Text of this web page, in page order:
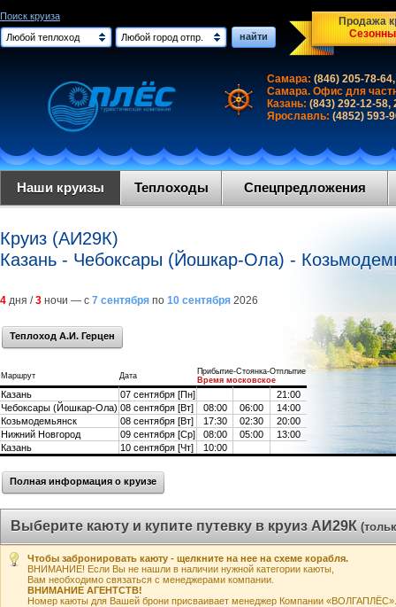
Поиск круиза
Любой теплоход
Любой город отпр. найти
Продажа
Самара: (846) 205-78-
Самара. Офис для
Казань: (843) 292-12-58,
Ярославль: (4852) 593-
Наши круизы Теплоходы Спецпредложения
Круиз (АИ29К)
Казань - Чебоксары (Йошкар-Ола) -
4 дня /3 ночи — с 7 сентября по 10 сентября 2026
Теплоход А.И. Герцен
Маршрут Дата
Прибытие-Стоянка-Отплытие
Время московское
Казань 07 сентября [Пн]
21:00
Чебоксары (Йошкар-Ола) 08 сентября [Вт] 08:00 06:00
14:00
Козьмодемьянск
08 сентября [Вт] 17:30 02:30
20:00
Нижний Новгород
09 сентября [Ср] 08:00 05:00
13:00
Казань
10 сентября [Чт] 10:00
Полная информация о круизе
Выберите каюту и купите путевку в круиз АИ29К
Чтобы забронировать каюту - щелкните на нее на схеме корабля.
ВНИМАНИЕ! Если Вы не нашли в наличии нужной категории каюты,
Вам необходимо связаться с менеджерами компании.
ВНИМАНИЕ АГЕНТСТВ!
Номер каюты для Вашей брони присваивает менеджер Компании «ВОЛГАПЛЁС».